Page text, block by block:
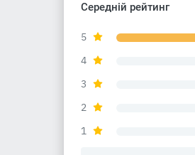
Середній рейтинг
5
4
3
2
1